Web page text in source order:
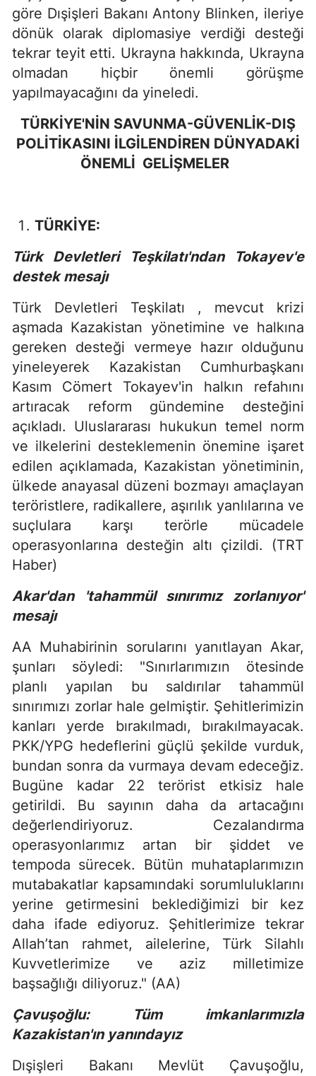
göre Dışişleri Bakanı Antony Blinken, ileriye
dönük olarak diplomasiye verdiği desteği
tekrar teyit etti. Ukrayna hakkında, Ukrayna
olmadan hiçbir önemli görüşme
yapılmayacağını da yineledi.
TÜRKİYE'NİN SAVUNMA-GÜVENLİK-DIŞ
POLİTİKASINI İLGİLENDİREN DÜNYADAKİ
ÖNEMLİ GELİŞMELER
TÜRKİYE:
Türk Devletleri Teşkilatı'ndan Tokayev'e
destek mesajı
Türk Devletleri Teşkilatı , mevcut krizi
aşmada Kazakistan yönetimine ve halkına
gereken desteği vermeye hazır olduğunu
yineleyerek Kazakistan Cumhurbaşkanı
Kasım Cömert Tokayev'in halkın refahını
artıracak reform gündemine desteğini
açıkladı. Uluslararası hukukun temel norm
ve ilkelerini desteklemenin önemine işaret
edilen açıklamada, Kazakistan yönetiminin,
ülkede anayasal düzeni bozmayı amaçlayan
teröristlere, radikallere, aşırılık yanlılarına ve
suçlulara karşı terörle mücadele
operasyonlarına desteğin altı çizildi. (TRT
Haber)
Akar'dan 'tahammül sınırımız zorlanıyor'
mesajı
AA Muhabirinin sorularını yanıtlayan Akar,
şunları söyledi: "Sınırlarımızın ötesinde
planlı yapılan bu saldırılar tahammül
sınırımızı zorlar hale gelmiştir. Şehitlerimizin
kanları yerde bırakılmadı, bırakılmayacak.
PKK/YPG hedeflerini güçlü şekilde vurduk,
bundan sonra da vurmaya devam edeceğiz.
Bugüne kadar 22 terörist etkisiz hale
getirildi. Bu sayının daha da artacağını
değerlendiriyoruz. Cezalandırma
operasyonlarımız artan bir şiddet ve
tempoda sürecek. Bütün muhataplarımızın
mutabakatlar kapsamındaki sorumluluklarını
yerine getirmesini beklediğimizi bir kez
daha ifade ediyoruz. Şehitlerimize tekrar
Allah’tan rahmet, ailelerine, Türk Silahlı
Kuvvetlerimize ve aziz milletimize
başsağlığı diliyoruz." (AA)
Çavuşoğlu: Tüm imkanlarımızla
Kazakistan'ın yanındayız
Dışişleri Bakanı Mevlüt Çavuşoğlu,